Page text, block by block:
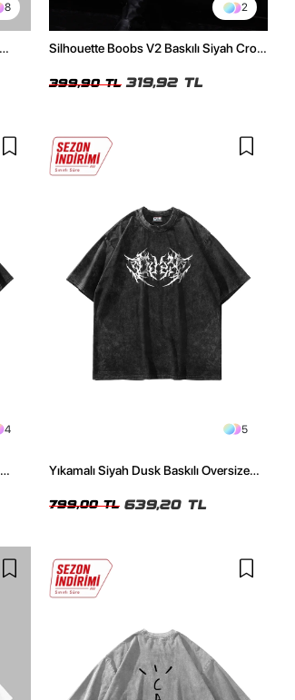
8 2
Silhouette Boobs V2 Baskılı Siyah Crop
399,90 TL 319,92 TL
4 5
Yıkamalı Siyah Dusk Baskılı Oversize
799,00 TL 639,20 TL